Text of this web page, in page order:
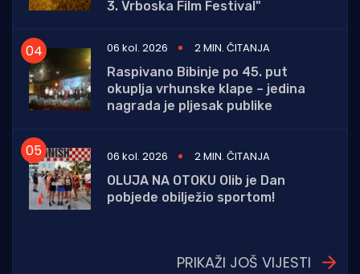
3. Vrboska Film Festival"
06 kol. 2026
2 MIN. ČITANJA
Raspivano Bibinje po 45. put
okuplja vrhunske klape – jedina
nagrada je pljesak publike
06 kol. 2026
2 MIN. ČITANJA
OLUJA NA OTOKU Olib je Dan
pobjede obilježio sportom!
PRIKAŽI JOŠ VIJESTI